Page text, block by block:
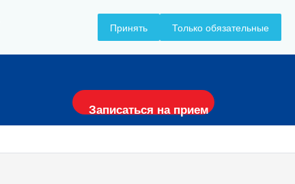
Принять Только обязательные
+7 (8617) 797-157
Записаться на прием